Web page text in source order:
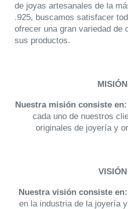
de joyas artesanales de la
.925, buscamos satisfacer
ofrecer una gran variedad de
sus productos.
MISIÓN
Nuestra misión consiste en:
cada uno de nuestros
originales de joyería y
VISIÓN
Nuestra visión consiste en:
en la industria de la joyería